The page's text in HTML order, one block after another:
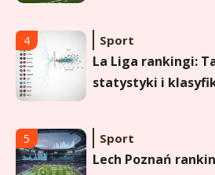
5 Sport
Lech Poznań
pozycji w
6 Sport
Lechia Gdańsk